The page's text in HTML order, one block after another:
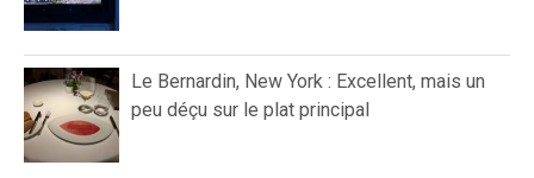
Le Bernardin, New York : Excellent, mais un
peu déçu sur le plat principal